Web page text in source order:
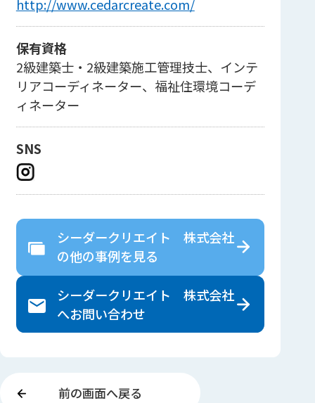
http://www.cedarcreate.com/
保有資格
2級建築士・2級建築施工管理技士、インテ
リアコーディネーター、福祉住環境コーデ
ィネーター
SNS
シーダークリエイト 株式会社
の他の事例を見る
シーダークリエイト 株式会社
へお問い合わせ
前の画面へ戻る